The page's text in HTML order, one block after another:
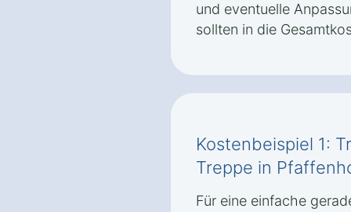
und eventuelle
sollten in die
Kostenbeispiel 1:
Treppe in
Für eine einfache